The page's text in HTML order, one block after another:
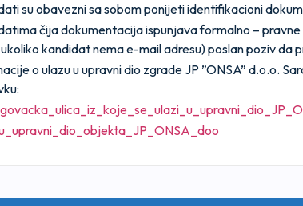
su obavezni sa sobom ponijeti identifikacioni
čija dokumentacija ispunjava formalno –
kandidat nema e-mail adresu) poslan poziv da
o ulazu u upravni dio zgrade JP ”ONSA” d.o.o.